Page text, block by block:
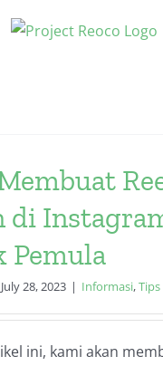
di
Pemula
July 28, 2023 | Informasi,Tips
ini, kami akan